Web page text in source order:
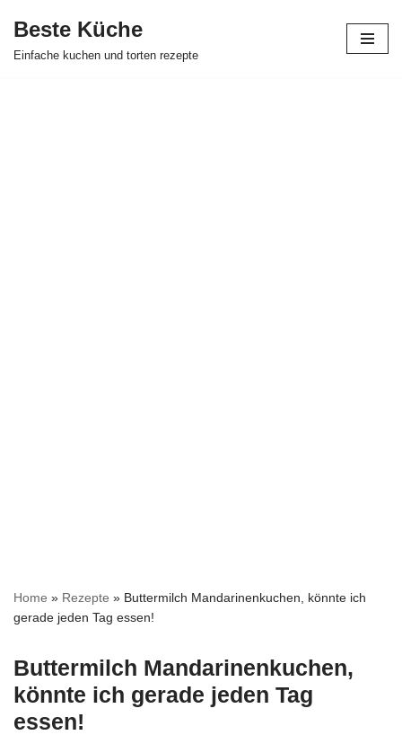
Zum
Beste Küche
Einfache kuchen und torten rezepte
Home » Rezepte » Buttermilch Mandarinenkuchen, könnte ich
gerade jeden Tag essen!
Buttermilch Mandarinenkuchen,
könnte ich gerade jeden Tag
essen!